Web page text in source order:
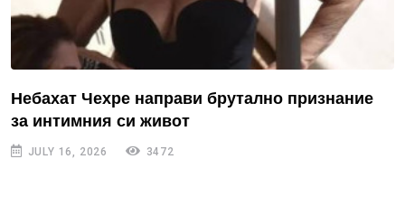
Небахат Чехре направи брутално признание
за интимния си живот
JULY 16, 2026 3472